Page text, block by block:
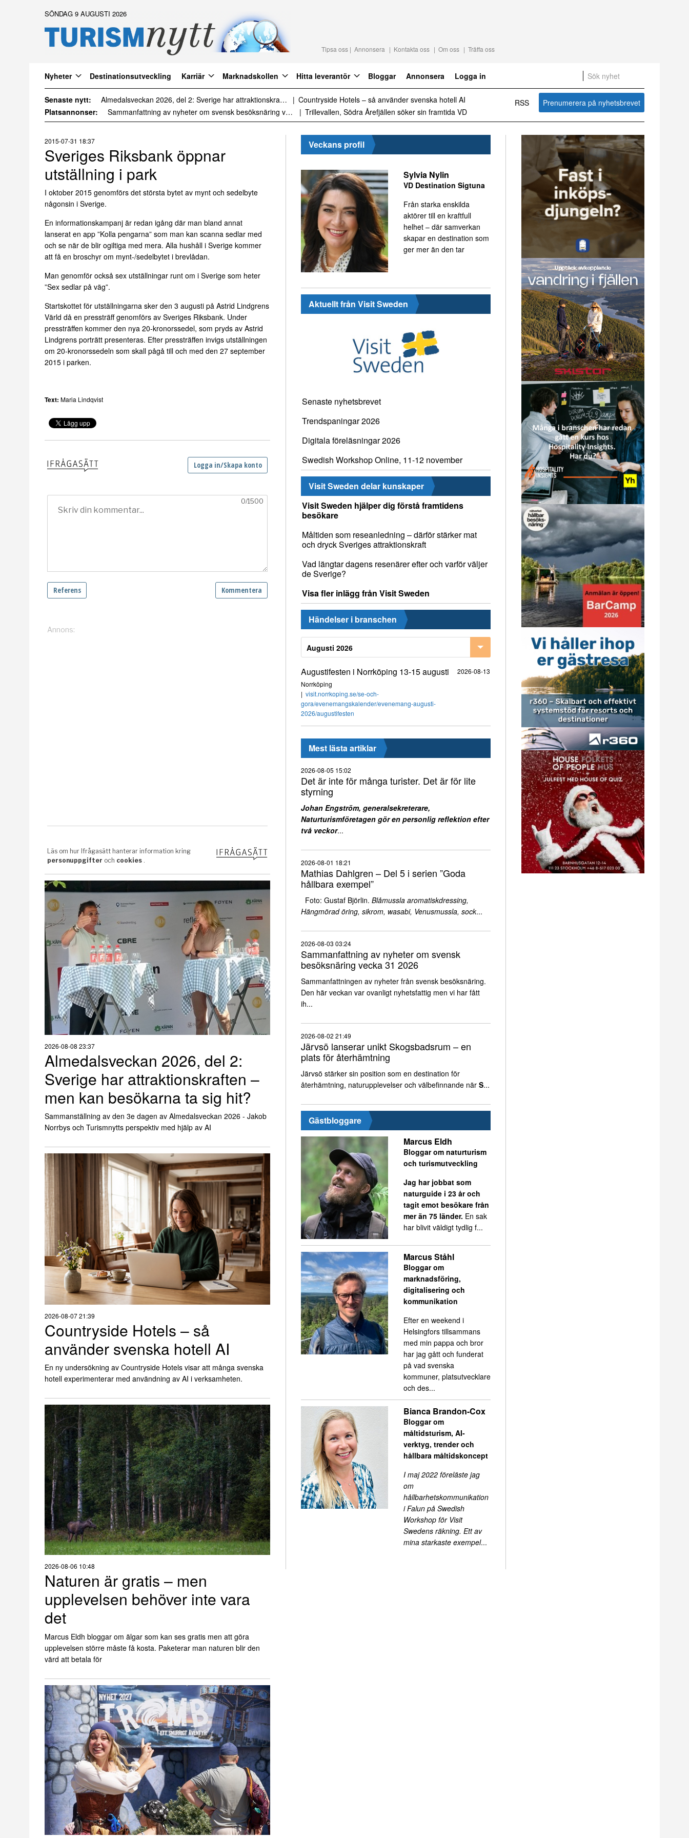
SÖNDAG 9 AUGUSTI 2026
Tipsa oss Annonsera Kontakta oss Om oss Träffa oss
Nyheter Destinationsutveckling Karriär Marknadskollen Hitta leverantör Bloggar Annonsera Logga in
Senaste nytt: Naturen är gratis – men upplevelsen behöver inte vara det
Daftöland investerar 9 miljoner i ny attraktion 2027
Platsannonser:
Sammanfattning av nyheter om svensk besöksnäring vecka 28 2026
RSS Prenumerera på nyhetsbrevet
2015-07-31 18:37
Sveriges Riksbank öppnar
utställning i park
I oktober 2015 genomförs det största bytet av mynt och sedelbyte
någonsin i Sverige.
En informationskampanj är redan igång där man bland annat
lanserat en app ”Kolla pengarna” som man kan scanna sedlar med
och se när de blir ogiltiga med mera. Alla hushåll i Sverige kommer
att få en broschyr om mynt-/sedelbytet i brevlådan.
Man genomför också sex utställningar runt om i Sverige som heter
”Sex sedlar på väg”.
Startskottet för utställningarna sker den 3 augusti på Astrid Lindgrens
Värld då en pressträff genomförs av Sveriges Riksbank. Under
pressträffen kommer den nya 20-kronorssedel, som pryds av Astrid
Lindgrens porträtt presenteras. Efter pressträffen invigs utställningen
om 20-kronorssedeln som skall pågå till och med den 27 september
2015 i parken.
Text: Maria Lindqvist
2026-08-08 23:37
Almedalsveckan 2026, del 2:
Sverige har attraktionskraften –
men kan besökarna ta sig hit?
Sammanställning av den 3e dagen av Almedalsveckan 2026 - Jakob
Norrbys och Turismnytts perspektiv med hjälp av AI
2026-08-07 21:39
Countryside Hotels – så
använder svenska hotell AI
En ny undersökning av Countryside Hotels visar att många svenska
hotell experimenterar med användning av AI i verksamheten.
2026-08-06 10:48
Naturen är gratis – men
upplevelsen behöver inte vara
det
Marcus Eldh bloggar om älgar som kan ses gratis men att göra
upplevelsen större måste få kosta. Paketerar man naturen blir den
värd att betala för
Veckans profil
Sylvia Nylin
VD Destination Sigtuna
Från starka enskilda
aktörer till en kraftfull
helhet – där samverkan
skapar en destination som
ger mer än den tar
Aktuellt från Visit Sweden
Senaste nyhetsbrevet
Trendspaningar 2026
Digitala föreläsningar 2026
Swedish Workshop Online, 11-12 november
Visit Sweden delar kunskaper
Visit Sweden hjälper dig förstå framtidens
besökare
Måltiden som reseanledning – därför stärker mat
och dryck Sveriges attraktionskraft
Vad längtar dagens resenärer efter och varför väljer
de Sverige?
Visa fler inlägg från Visit Sweden
Händelser i branschen
Augusti 2026
Augustifesten i Norrköping 13-15 augusti
2026-08-13
Norrköping
visit.norrkoping.se/se-och-
gora/evenemangskalender/evenemang-augusti-
2026/augustifesten
Mest lästa artiklar
2026-08-05 15:02
Det är inte för många turister. Det är för lite
styrning
Johan Engström, generalsekreterare,
Naturturismföretagen gör en personlig reflektion efter
två veckor...
2026-08-01 18:21
Mathias Dahlgren – Del 5 i serien ”Goda
hållbara exempel”
Foto: Gustaf Björlin. Blåmussla aromatiskdressing,
Hängmörad öring, sikrom, wasabi, Venusmussla, sock...
2026-08-03 03:24
Sammanfattning av nyheter om svensk
besöksnäring vecka 31 2026
Sammanfattningen av nyheter från svensk besöksnäring.
Den här veckan var ovanligt nyhetsfattig men vi har fått
ih...
2026-08-02 21:49
Järvsö lanserar unikt Skogsbadsrum – en
plats för återhämtning
Järvsö stärker sin position som en destination för
återhämtning, naturupplevelser och välbefinnande när S...
Gästbloggare
Marcus Eldh
Bloggar om naturturism
och turismutveckling
Jag har jobbat som
naturguide i 23 år och
tagit emot besökare från
mer än 75 länder. En sak
har blivit väldigt tydlig f...
Marcus Ståhl
Bloggar om
marknadsföring,
digitalisering och
kommunikation
Efter en weekend i
Helsingfors tillsammans
med min pappa och bror
har jag gått och funderat
på vad svenska
kommuner, platsutvecklare
och des...
Bianca Brandon-Cox
Bloggar om
måltidsturism, AI-
verktyg, trender och
hållbara måltidskoncept
I maj 2022 föreläste jag
om
hållbarhetskommunikation
i Falun på Swedish
Workshop för Visit
Swedens räkning. Ett av
mina starkaste exempel...